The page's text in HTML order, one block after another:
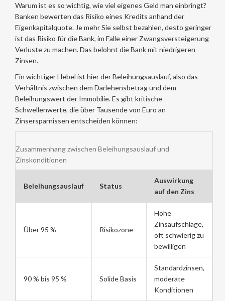
Warum ist es so wichtig, wie viel eigenes Geld man einbringt?
Banken bewerten das Risiko eines Kredits anhand der
Eigenkapitalquote. Je mehr Sie selbst bezahlen, desto geringer
ist das Risiko für die Bank, im Falle einer Zwangsversteigerung
Verluste zu machen. Das belohnt die Bank mit niedrigeren
Zinsen.
Ein wichtiger Hebel ist hier derBeleihungsauslauf, also das
Verhältnis zwischen dem Darlehensbetrag und dem
Beleihungswert der Immobilie. Es gibt kritische
Schwellenwerte, die über Tausende von Euro an
Zinsersparnissen entscheiden können:
Zusammenhang zwischen Beleihungsauslauf und
Zinskonditionen
Beleihungsauslauf Status
Auswirkung
auf den Zins
Über 95 % Risikozone
Hohe
Zinsaufschläge,
oft schwierig zu
bewilligen
90 % bis 95 % Solide Basis
Standardzinsen,
moderate
Konditionen